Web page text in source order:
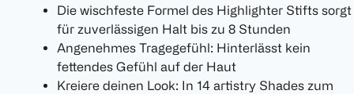
Die wischfeste Formel des Highlighter Stifts sorgt
für zuverlässigen Halt bis zu 8 Stunden
Angenehmes Tragegefühl: Hinterlässt kein
fettendes Gefühl auf der Haut
Kreiere deinen Look: In 14 artistry Shades zum